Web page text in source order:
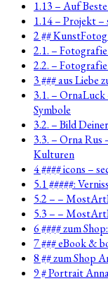
1.13 – Auf
1.14 – Projekt
2 ##
2.1. –
2.2. –
3 ### aus Liebe
3.1. –
Symbole
3.2. – Bild
3.3. – Orna Rus
Kulturen
4 #### icons –
5.1 #####:
5.2 – –
5.3 – –
6 #### zum
7 ### eBook &
8 ## zum Shop
9 # Portrait